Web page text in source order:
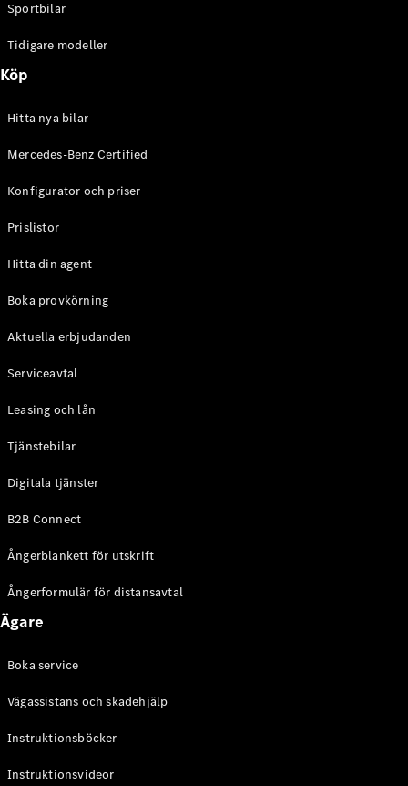
Sportbilar
Tidigare modeller
Köp
Hitta nya bilar
Mercedes-Benz Certified
Konfigurator och priser
Prislistor
Hitta din agent
Boka provkörning
Aktuella erbjudanden
Serviceavtal
Leasing och lån
Tjänstebilar
Digitala tjänster
B2B Connect
Ångerblankett för utskrift
Ångerformulär för distansavtal
Ägare
Boka service
Vägassistans och skadehjälp
Instruktionsböcker
Instruktionsvideor